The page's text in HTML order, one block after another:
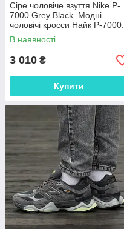
Сіре чоловіче взуття Nike P-
7000 Grey Black. Модні
чоловічі кросси Найк P-7000.
В наявності
3 010 ₴
Купити